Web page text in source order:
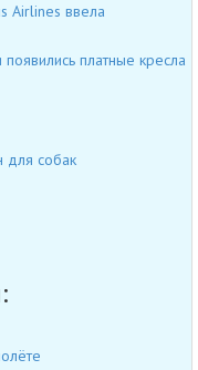
Airlines ввела
платные кресла
для собак